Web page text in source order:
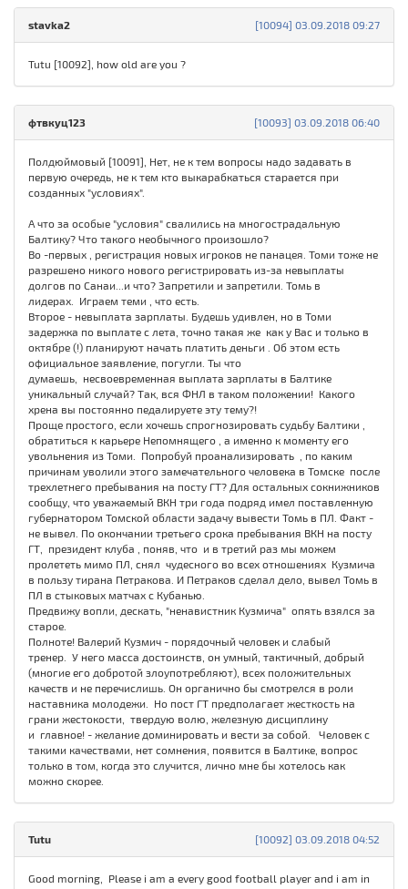
[10094] 03.09.2018 09:27
stavka2
Tutu [10092], how old are you ?
[10093] 03.09.2018 06:40
фтвкуц123
Полдюймовый [10091], Нет, не к тем вопросы надо задавать в
первую очередь, не к тем кто выкарабкаться старается при
созданных "условиях".
А что за особые "условия" свалились на многострадальную
Балтику? Что такого необычного произошло?
Во -первых , регистрация новых игроков не панацея. Томи тоже не
разрешено никого нового регистрировать из-за невыплаты
долгов по Санаи...и что? Запретили и запретили. Томь в
лидерах. Играем теми , что есть.
Второе - невыплата зарплаты. Будешь удивлен, но в Томи
задержка по выплате с лета, точно такая же как у Вас и только в
октябре (!) планируют начать платить деньги . Об этом есть
официальное заявление, погугли. Ты что
думаешь, несвоевременная выплата зарплаты в Балтике
уникальный случай? Так, вся ФНЛ в таком положении! Какого
хрена вы постоянно педалируете эту тему?!
Проще простого, если хочешь спрогнозировать судьбу Балтики ,
обратиться к карьере Непомнящего , а именно к моменту его
увольнения из Томи. Попробуй проанализировать , по каким
причинам уволили этого замечательного человека в Томске после
трехлетнего пребывания на посту ГТ? Для остальных сокнижников
сообщу, что уважаемый ВКН три года подряд имел поставленную
губернатором Томской области задачу вывести Томь в ПЛ. Факт -
не вывел. По окончании третьего срока пребывания ВКН на посту
ГТ, президент клуба , поняв, что и в третий раз мы можем
пролететь мимо ПЛ, снял чудесного во всех отношениях Кузмича
в пользу тирана Петракова. И Петраков сделал дело, вывел Томь в
ПЛ в стыковых матчах с Кубанью.
Предвижу вопли, дескать, "ненавистник Кузмича" опять взялся за
старое.
Полноте! Валерий Кузмич - порядочный человек и слабый
тренер. У него масса достоинств, он умный, тактичный, добрый
(многие его добротой злоупотребляют), всех положительных
качеств и не перечислишь. Он органично бы смотрелся в роли
наставника молодежи. Но пост ГТ предполагает жесткость на
грани жестокости, твердую волю, железную дисциплину
и главное! - желание доминировать и вести за собой. Человек с
такими качествами, нет сомнения, появится в Балтике, вопрос
только в том, когда это случится, лично мне бы хотелось как
можно скорее.
[10092] 03.09.2018 04:52
Tutu
Good morning, Please i am a every good football player and i am in